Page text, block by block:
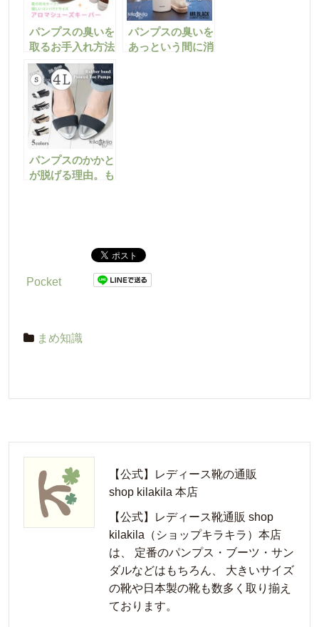
パンプスの臭いを
取るお手入れ方法
をご紹介します！
パンプスの臭いを
あっという間に消
パンプスのかかと
が脱げる理由。も
Pocket
まめ知識
【公式】レディース靴の通販
shop kilakila 本店
【公式】レディース靴通販 shop
kilakila（ショップキラキラ）本店
は、 定番のパンプス・ブーツ・サン
ダルなどはもちろん、 大きいサイズ
の靴や日本製の靴も数多く取り揃え
ております。